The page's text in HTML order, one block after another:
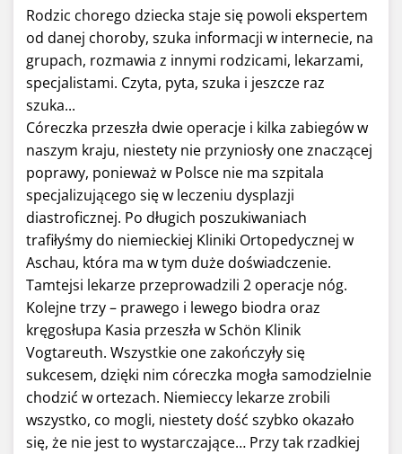
Rodzic chorego dziecka staje się powoli ekspertem
od danej choroby, szuka informacji w internecie, na
grupach, rozmawia z innymi rodzicami, lekarzami,
specjalistami. Czyta, pyta, szuka i jeszcze raz
szuka...
Córeczka przeszła dwie operacje i kilka zabiegów w
naszym kraju, niestety nie przyniosły one znaczącej
poprawy, ponieważ w Polsce nie ma szpitala
specjalizującego się w leczeniu dysplazji
diastroficznej. Po długich poszukiwaniach
trafiłyśmy do niemieckiej Kliniki Ortopedycznej w
Aschau, która ma w tym duże doświadczenie.
Tamtejsi lekarze przeprowadzili 2 operacje nóg.
Kolejne trzy – prawego i lewego biodra oraz
kręgosłupa Kasia przeszła w Schön Klinik
Vogtareuth. Wszystkie one zakończyły się
sukcesem, dzięki nim córeczka mogła samodzielnie
chodzić w ortezach. Niemieccy lekarze zrobili
wszystko, co mogli, niestety dość szybko okazało
się, że nie jest to wystarczające… Przy tak rzadkiej